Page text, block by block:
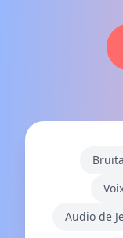
Audio de